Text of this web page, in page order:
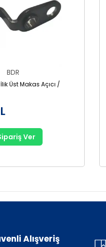
BDR
Üst Makas Açıcı /
Ver
Alışveriş